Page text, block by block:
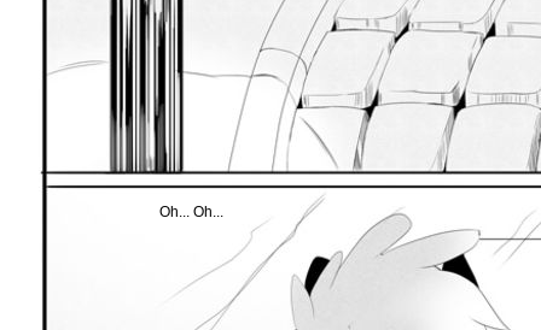
Oh... Oh...